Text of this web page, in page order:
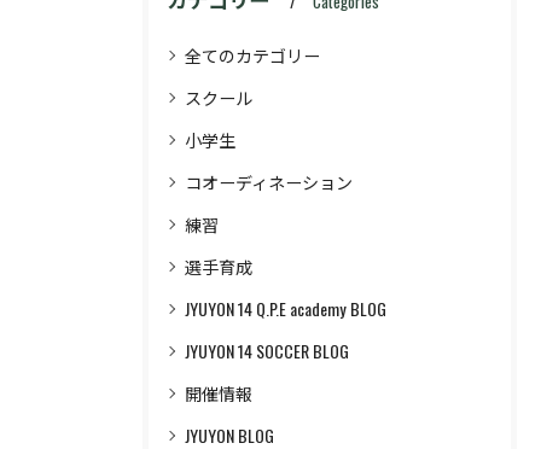
全てのカテゴリー
スクール
小学生
コオーディネーション
練習
選手育成
JYUYON 14 Q.P.E academy BLOG
JYUYON 14 SOCCER BLOG
開催情報
JYUYON BLOG